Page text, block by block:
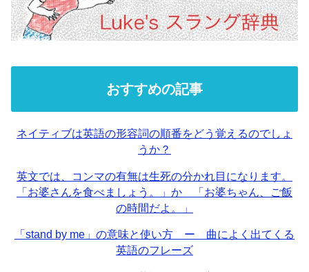
おすすめの記事
ネイティブは英語の形容詞の順番をどう覚えるのでしょ
うか？
英文では、コンマの有無は生死の分かれ目になります。
「お婆さんを食べましょう。」か 「お婆ちゃん、ご飯
の時間だよ。」
「stand by me」の意味と使い方 ー 曲によく出てくる
英語のフレーズ